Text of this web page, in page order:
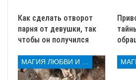
Это способствует угасанию
сиюминутно после проведения.
то отрезок времени, чтобы вы
Как сделать отворот
парня от девушки, так
чтобы он получился